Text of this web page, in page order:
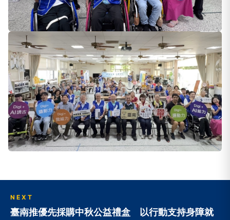
NEXT
臺南推優先採購中秋公益禮盒 以行動支持身障就